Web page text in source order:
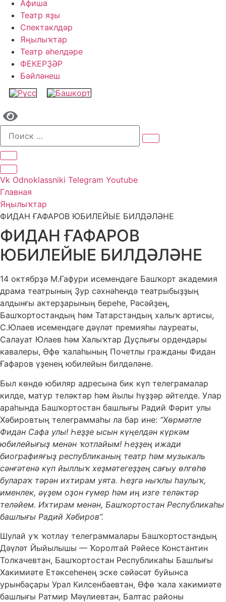
Афиша
Театр яҙы
Спектаклдәр
Яңылыҡтар
Театр әһелдәре
ФЕКЕРҘӘР
Бәйләнеш
Vk Odnoklassniki Telegram Youtube
Главная
Яңылыҡтар
ФИДАН ҒАФАРОВ ЮБИЛЕЙЫЕ БИЛДӘЛӘНЕ
ФИДАН ҒАФАРОВ
ЮБИЛЕЙЫЕ БИЛДӘЛӘНЕ
14 октябрҙә М.Ғафури исемендәге Башҡорт академия
драма театрының Ҙур сәхнәһендә театрыбыҙҙың
алдынғы актерҙарының береһе, Рәсәйҙең,
Башҡортостандың һәм Татарстандың халыҡ артисы,
С.Юлаев исемендәге дәүләт премияһы лауреаты,
Салауат Юлаев һәм Халыҡтар Дуҫлығы ордендары
кавалеры, Өфө ҡалаһының Почетлы гражданы Фидан
Ғафаров үҙенең юбилейын билдәләне.
Был көндө юбиляр адресына бик күп телеграмалар
килде, матур теләктәр һәм йылы һүҙҙәр әйтелде. Улар
араһында Башҡортостан башлығы Радий Фәрит улы
Хәбировтың телеграммаһы ла бар ине: “Хөрмәтле
Фидан Сафа улы! Һеҙҙе ысын күңелдән күркәм
юбилейығыҙ менән ҡотлайым! Һеҙҙең ижади
биографияғыҙ республиканың театр һәм музыкаль
сәнғәтенә күп йыллыҡ хеҙмәтегеҙҙең сағыу өлгөһө
булараҡ тәрән ихтирам уята. Һеҙгә ныҡлы һаулыҡ,
именлек, әүҙем оҙон ғүмер һәм иң изге теләктәр
теләйем. Ихтирам менән, Башҡортостан Республикаһы
башлығы Радий Хәбиров”.
Шулай уҡ ҡотлау телеграммалары Башҡортостандың
Дәүләт Йыйылышы — Ҡоролтай Рәйесе Константин
Толкачевтан, Башҡортостан Республикаһы Башлығы
Хакимиәте Етәксеһенең эске сәйәсәт буйынса
урынбаҫары Урал Килсенбаевтан, Өфө ҡала хакимиәте
башлығы Ратмир Мәүлиевтан, Балтас районы